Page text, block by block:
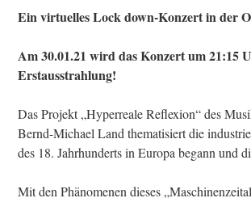
Ein virtuelles Lock down-Konzert in der
Am 30.01.21 wird das Konzert um 21:15
Erstausstrahlung!
Das Projekt „Hyperreale Reflexion“ des
Bernd-Michael Land thematisiert die
des 18. Jahrhunderts in Europa begann und
Mit den Phänomenen dieses